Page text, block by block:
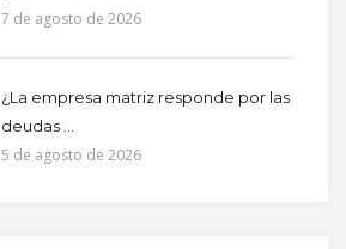
7 de agosto de 2026
¿La empresa matriz responde por las
deudas ...
5 de agosto de 2026